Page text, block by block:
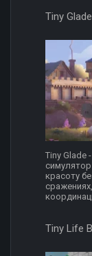
Tiny
Tiny Glade
красоту
Tiny Life